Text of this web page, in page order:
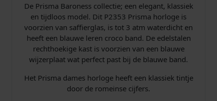
s
B
l
a
u
w
a
a
De Prisma Baroness collectie; een elegant, klassiek
en tijdloos model. Dit P2353 Prisma horloge is
voorzien van saffierglas, is tot 3 atm waterdicht en
heeft een blauwe leren croco band. De edelstalen
rechthoekige kast is voorzien van een blauwe
wijzerplaat wat perfect past bij de blauwe band.
Het Prisma dames horloge heeft een klassiek tintje
door de romeinse cijfers.